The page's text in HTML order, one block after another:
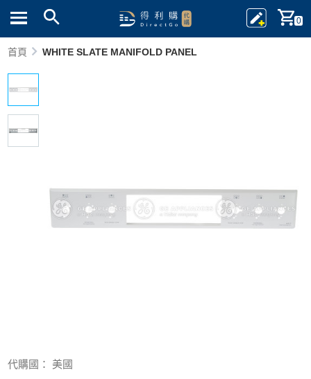
0
首頁 WHITE SLATE MANIFOLD PANEL
代購國： 美國